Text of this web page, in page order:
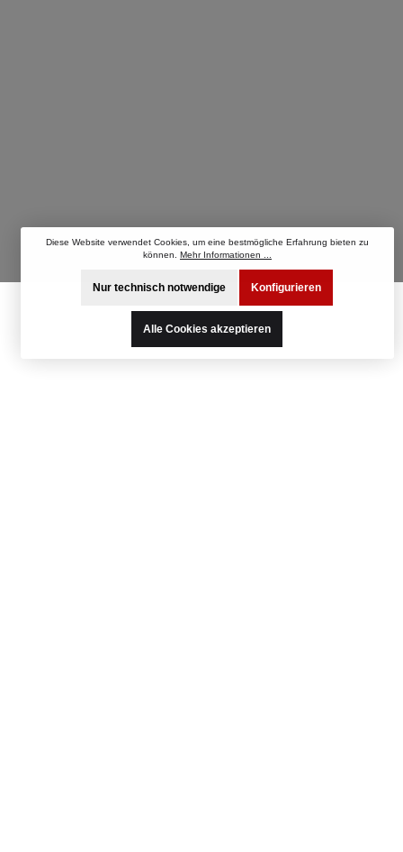
Diese Website verwendet Cookies, um eine bestmögliche Erfahrung bieten zu
können. Mehr Informationen ...
Nur technisch notwendige Konfigurieren
Alle Cookies akzeptieren